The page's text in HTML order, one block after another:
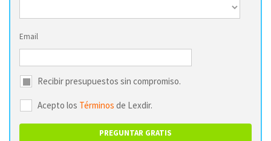
Email
Recibir presupuestos sin compromiso.
Acepto los Términos de Lexdir.